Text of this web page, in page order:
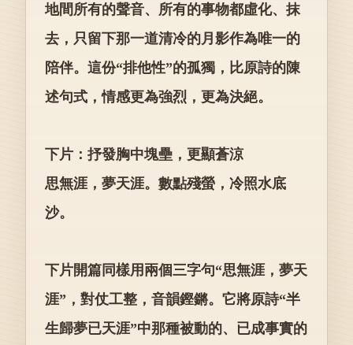
地間所有的聲音、所有的事物都虛化、抹
去，只留下那一道清冷的月影作為唯一的
陪伴。這份“排他性”的孤獨，比原詩的陳
述句式，情感更為強烈，更為決絕。
下片：抒發胸中塊壘，更顯蒼涼
思無涯，夢天涯。數點殘螢，冷照水底
沙。
下片開篇同樣用兩個三字句“思無涯，夢天
涯”，對仗工整，音韻鏗鏘。它將原詩“半
生歸夢已天涯”中那種被動的、已成事實的